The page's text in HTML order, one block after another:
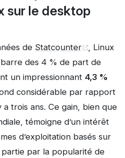
sur le desktop
de Statcounter
, Linux
des 4 % de part de
un impressionnant 4,3 %
considérable par rapport
a trois ans. Ce gain, bien que
témoigne d’un intérêt
d’exploitation basés sur
partie par la popularité de